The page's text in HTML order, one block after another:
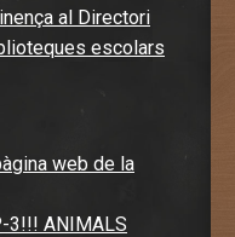
al Directori
escolars
web de la
3!!! ANIMALS